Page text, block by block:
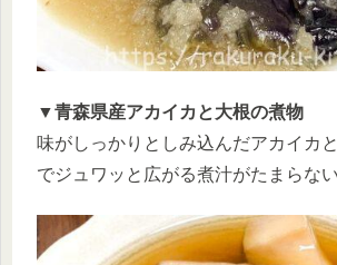
▼青森県産アカイカと大根の煮物
味がしっかりとしみ込んだアカイカ
でジュワッと広がる煮汁がたまらな